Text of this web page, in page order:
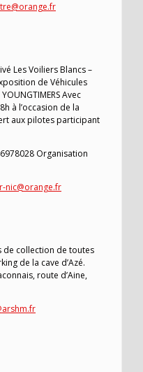
Les Voiliers Blancs –
de Véhicules
YOUNGTIMERS Avec
à l’occasion de la
aux pilotes participant
Organisation
nic@orange.fr
de collection de toutes
de la cave d’Azé.
route d’Aine,